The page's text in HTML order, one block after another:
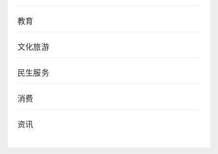
教育
文化旅游
民生服务
消费
资讯